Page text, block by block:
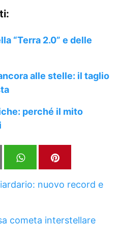
“Terra 2.0” e delle
alle stelle: il taglio
perché il mito
nuovo record e
cometa interstellare